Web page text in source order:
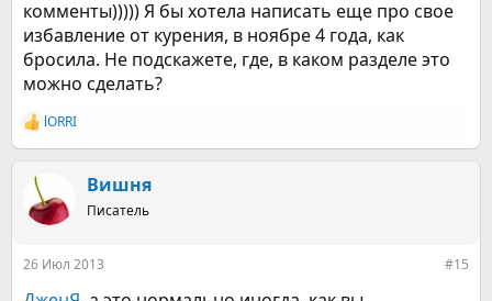
комменты))))) Я бы хотела написать еще про свое
избавление от курения, в ноябре 4 года, как
бросила. Не подскажете, где, в каком разделе это
можно сделать?
Р
е
и
lORRI
Вишня
Писатель
26 Июл 2013 #15